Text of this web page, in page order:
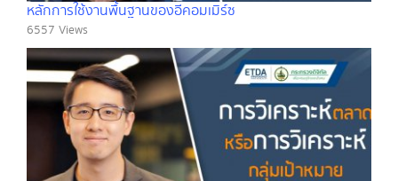
หลักการใช้งานพื้นฐานของอีคอมเมิร์ซ
6557 Views